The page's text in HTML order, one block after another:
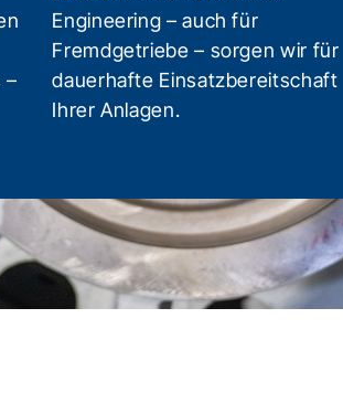
–
Engineering – auch für
Fremdgetriebe – sorgen wir für
dauerhafte Einsatzbereitschaft
Ihrer Anlagen.